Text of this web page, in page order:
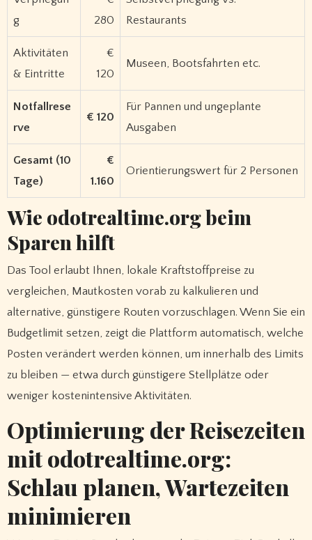
g
280
Restaurants
Aktivitäten
& Eintritte
€
120
Museen, Bootsfahrten etc.
Notfallrese
rve
€ 120
Für Pannen und ungeplante
Ausgaben
Gesamt (10
Tage)
€
1.160
Orientierungswert für 2 Personen
Wie odotrealtime.org beim
Sparen hilft
Das Tool erlaubt Ihnen, lokale Kraftstoffpreise zu
vergleichen, Mautkosten vorab zu kalkulieren und
alternative, günstigere Routen vorzuschlagen. Wenn Sie ein
Budgetlimit setzen, zeigt die Plattform automatisch, welche
Posten verändert werden können, um innerhalb des Limits
zu bleiben — etwa durch günstigere Stellplätze oder
weniger kostenintensive Aktivitäten.
Optimierung der Reisezeiten
mit odotrealtime.org:
Schlau planen, Wartezeiten
minimieren